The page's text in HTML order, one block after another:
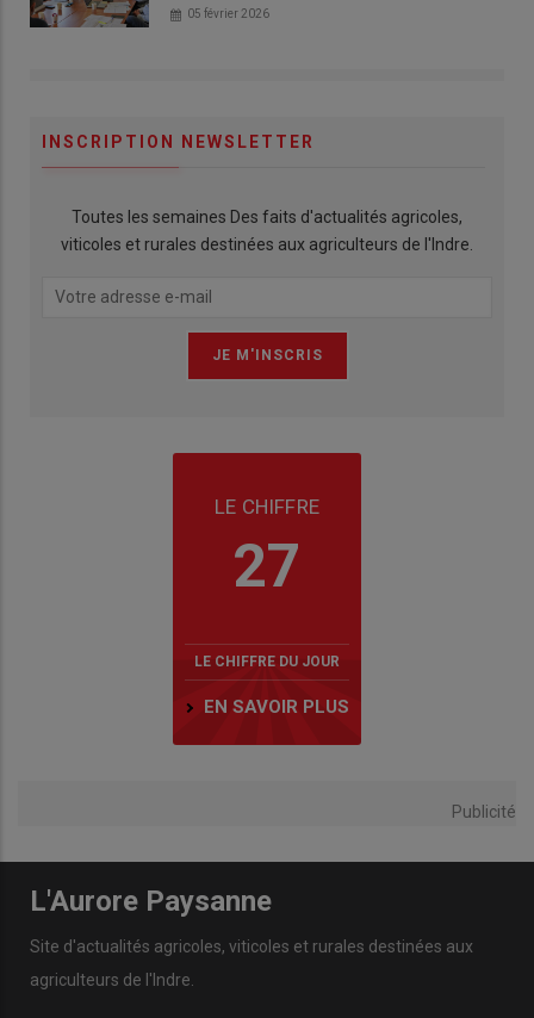
05 février 2026
INSCRIPTION NEWSLETTER
Toutes les semaines Des faits d'actualités agricoles,
viticoles et rurales destinées aux agriculteurs de l'Indre.
LE CHIFFRE
27
LE CHIFFRE DU JOUR
EN SAVOIR PLUS
Publicité
L'Aurore Paysanne
Site d'actualités agricoles, viticoles et rurales destinées aux
agriculteurs de l'Indre.